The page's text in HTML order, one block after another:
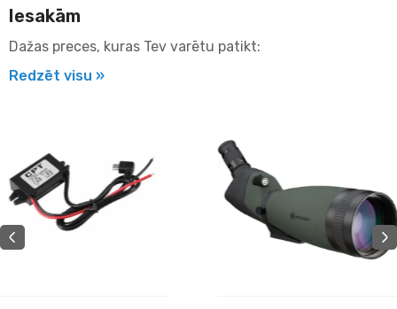
Iesakām
Dažas preces, kuras Tev varētu patikt:
Redzēt visu »